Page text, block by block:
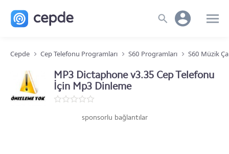
Cepde Cep Telefonu Programları S60 Programları S60 Müzik
MP3 Dictaphone v3.35 Cep Telefonu
İçin Mp3 Dinleme
sponsorlu bağlantılar